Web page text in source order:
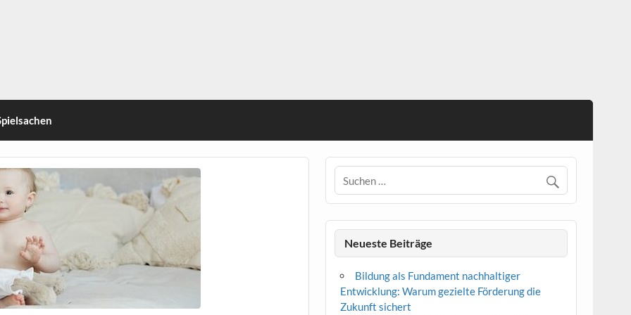
Neueste Beiträge
Bildung als Fundament nachhaltiger
Entwicklung: Warum gezielte Förderung die
Zukunft sichert